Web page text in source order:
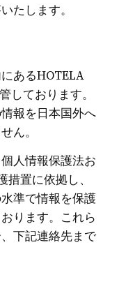
たします。
あるHOTELA
しております。
報を日本国外へ
ん。
人情報保護法お
置に依拠し、
準で情報を保護
ります。これら
下記連絡先まで